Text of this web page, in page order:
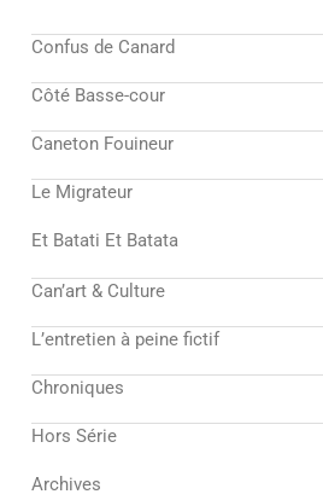
Confus de Canard
Côté Basse-cour
Caneton Fouineur
Le Migrateur
Et Batati Et Batata
Can’art & Culture
L’entretien à peine fictif
Chroniques
Hors Série
Archives